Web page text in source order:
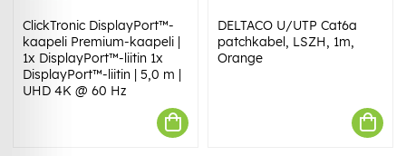
ClickTronic DisplayPort™-
kaapeli Premium-kaapeli |
1x DisplayPort™-liitin 1x
DisplayPort™-liitin | 5,0 m |
UHD 4K @ 60 Hz
DELTACO U/UTP Cat6a
patchkabel, LSZH, 1m,
Orange